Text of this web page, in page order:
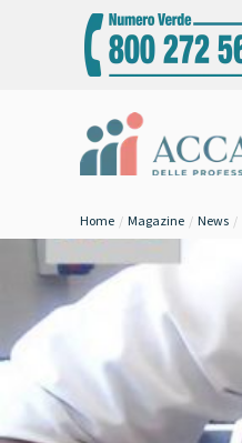
Home Magazine News